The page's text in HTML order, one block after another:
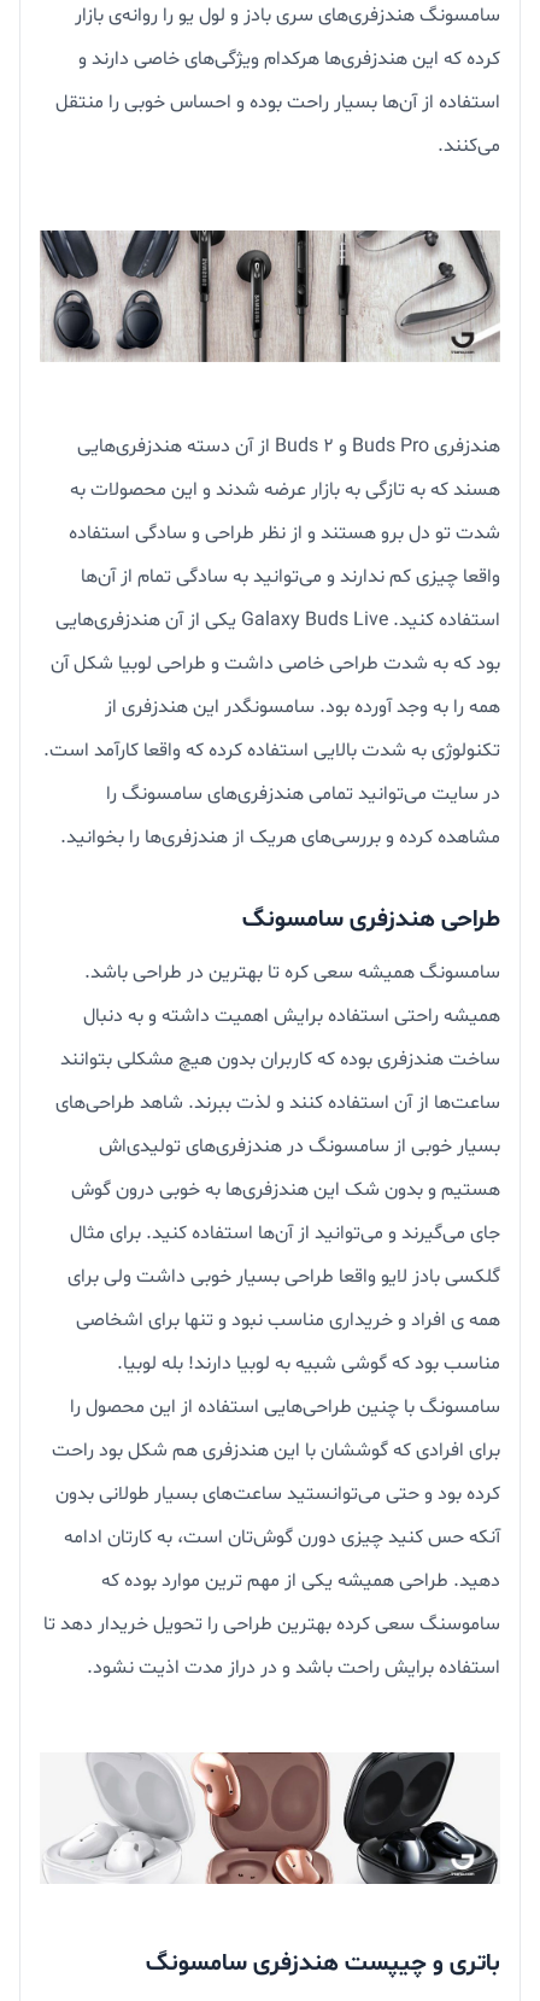
سامسونگ هندزفری‌های سری بادز و لول یو را روانه‌ی بازار
کرده که این هندزفری‌ها هرکدام ویژگی‌های خاصی دارند و
استفاده از آن‌ها بسیار راحت بوده و احساس خوبی را منتقل
می‌کنند.
هندزفری Buds Pro و Buds ۲ از آن دسته هندزفری‌هایی
هسند که به تازگی به بازار عرضه شدند و این محصولات به
شدت تو دل برو هستند و از نظر طراحی و سادگی استفاده
واقعا چیزی کم ندارند و می‌توانید به سادگی تمام از آن‌ها
استفاده کنید. Galaxy Buds Live یکی از آن هندزفری‌هایی
بود که به شدت طراحی خاصی داشت و طراحی لوبیا شکل آن
همه‌ را به وجد آورده بود. سامسونگدر این هندزفری از
تکنولوژی به شدت بالایی استفاده کرده که واقعا کارآمد است.
در سایت می‌توانید تمامی هندزفری‌های سامسونگ را
مشاهده کرده و بررسی‌های هریک از هندزفری‌ها را بخوانید.
طراحی هندزفری سامسونگ
سامسونگ همیشه سعی کره تا بهترین در طراحی باشد.
همیشه راحتی استفاده برایش اهمیت داشته و به دنبال
ساخت هندزفری بوده که کاربران بدون هیچ مشکلی بتوانند
ساعت‌ها از آن استفاده کنند و لذت ببرند. شاهد طراحی‌های
بسیار خوبی از سامسونگ در هندزفری‌های تولیدی‌اش
هستیم و بدون شک این هندزفری‌ها به خوبی درون گوش
جای می‌گیرند و می‌توانید از آن‌ها استفاده کنید. برای مثال
گلکسی بادز لایو واقعا طراحی بسیار خوبی داشت ولی برای
همه ی افراد و خریداری مناسب نبود و تنها برای اشخاصی
مناسب بود که گوشی شبیه به لوبیا دارند! بله لوبیا.
سامسونگ با چنین طراحی‌هایی استفاده از این محصول را
برای افرادی که گوششان با این هندزفری هم شکل بود راحت
کرده بود و حتی می‌توانستید ساعت‌های بسیار طولانی بدون
آنکه حس کنید چیزی دورن گوش‌تان است، به کارتان ادامه
دهید. طراحی همیشه یکی از مهم ترین موارد بوده که
ساموسنگ سعی کرده بهترین طراحی را تحویل خریدار دهد تا
استفاده برایش راحت باشد و در دراز مدت اذیت نشود.
باتری و چیپست هندزفری سامسونگ